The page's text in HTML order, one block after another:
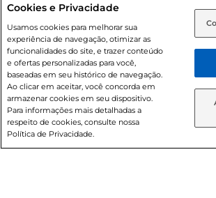
Rio de Janeiro (RJ) Goiás (GO)
Ou
Caso queira comprar online, informe
suas compras:
Entrega em casa Retire
prévio. O valor mínimo para as compras
80,00.
© 2026 Copyright. Todos os
reservados Prezunic.
Cookies e Privacidade
Usamos cookies para melhorar sua
experiência de navegação, otimizar as
funcionalidades do site, e trazer conteúdo
e ofertas personalizadas para você,
baseadas em seu histórico de navegação.
Ao clicar em aceitar, você concorda em
armazenar cookies em seu dispositivo.
Para informações mais detalhadas a
respeito de cookies, consulte nossa
Política de Privacidade.